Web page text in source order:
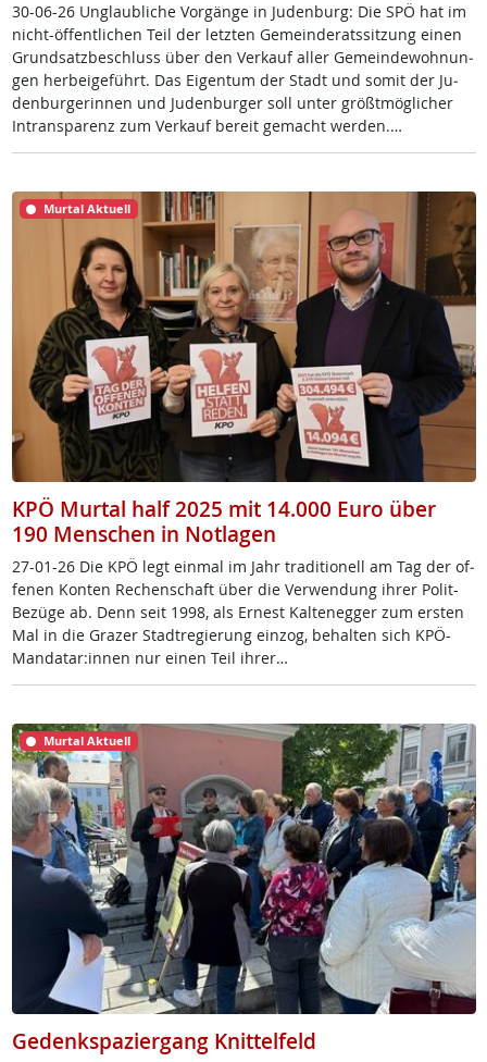
30-06-26 Un­glaub­li­che Vor­gän­ge in Ju­den­burg: Die SPÖ hat im
nicht-öf­f­ent­li­chen Teil der letz­ten Ge­mein­de­rats­sit­zung ei­nen
Grund­satz­be­schluss über den Ver­kauf al­ler Ge­mein­de­woh­nun­
gen her­bei­ge­führt. Das Ei­gen­tum der Stadt und so­mit der Ju­
den­bur­ge­rin­nen und Ju­den­bur­ger soll un­ter größt­mög­li­cher
In­tran­s­pa­renz zum Ver­kauf be­reit ge­macht wer­den.…
Murtal Aktuell
KPÖ Murtal half 2025 mit 14.000 Euro über
190 Menschen in Notlagen
27-01-26 Die KPÖ legt ein­mal im Jahr tra­di­tio­nell am Tag der of­
fe­nen Kon­ten Re­chen­schaft über die Ver­wen­dung ih­rer Po­lit-
Be­zü­ge ab. Denn seit 1998, als Er­nest Kal­te­neg­ger zum ers­ten
Mal in die Gra­zer Stadt­re­gie­rung ein­zog, be­hal­ten sich KPÖ-
Man­da­tar:in­nen nur ei­nen Teil ih­rer…
Murtal Aktuell
Gedenkspaziergang Knittelfeld